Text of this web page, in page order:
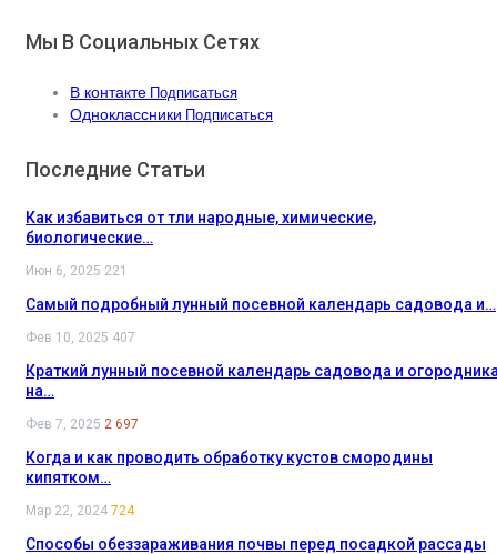
Мы В Социальных Сетях
В контакте Подписаться
Одноклассники Подписаться
Последние Статьи
Как избавиться от тли народные, химические,
биологические…
Июн 6, 2025 221
Самый подробный лунный посевной календарь садовода и…
Фев 10, 2025 407
Краткий лунный посевной календарь садовода и
на…
Фев 7, 2025 2 697
Когда и как проводить обработку кустов смородины
кипятком…
Мар 22, 2024 724
Способы обеззараживания почвы перед посадкой рассады